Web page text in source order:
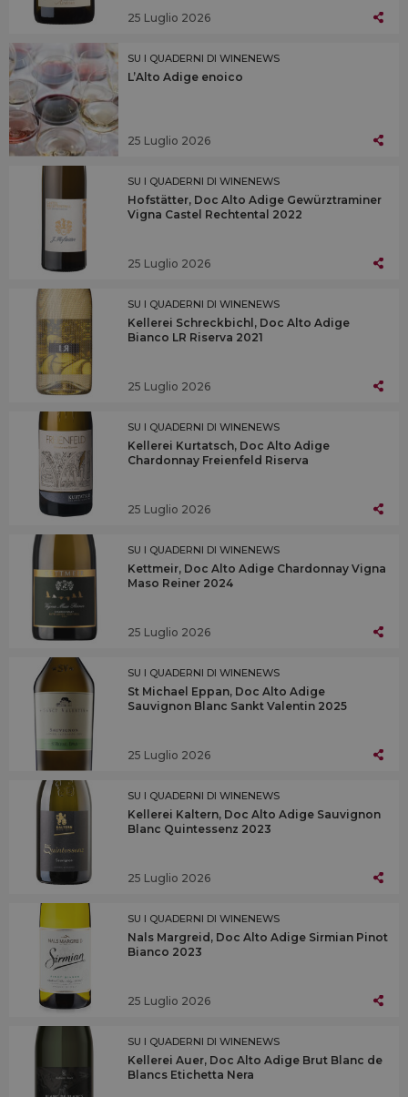
25 Luglio 2026
SU I QUADERNI DI WINENEWS
L’Alto Adige enoico
25 Luglio 2026
SU I QUADERNI DI WINENEWS
Hofstätter, Doc Alto Adige Gewürztraminer
Vigna Castel Rechtental 2022
25 Luglio 2026
SU I QUADERNI DI WINENEWS
Kellerei Schreckbichl, Doc Alto Adige
Bianco LR Riserva 2021
25 Luglio 2026
SU I QUADERNI DI WINENEWS
Kellerei Kurtatsch, Doc Alto Adige
Chardonnay Freienfeld Riserva
25 Luglio 2026
SU I QUADERNI DI WINENEWS
Kettmeir, Doc Alto Adige Chardonnay Vigna
Maso Reiner 2024
25 Luglio 2026
SU I QUADERNI DI WINENEWS
St Michael Eppan, Doc Alto Adige
Sauvignon Blanc Sankt Valentin 2025
25 Luglio 2026
SU I QUADERNI DI WINENEWS
Kellerei Kaltern, Doc Alto Adige Sauvignon
Blanc Quintessenz 2023
25 Luglio 2026
SU I QUADERNI DI WINENEWS
Nals Margreid, Doc Alto Adige Sirmian Pinot
Bianco 2023
25 Luglio 2026
SU I QUADERNI DI WINENEWS
Kellerei Auer, Doc Alto Adige Brut Blanc de
Blancs Etichetta Nera